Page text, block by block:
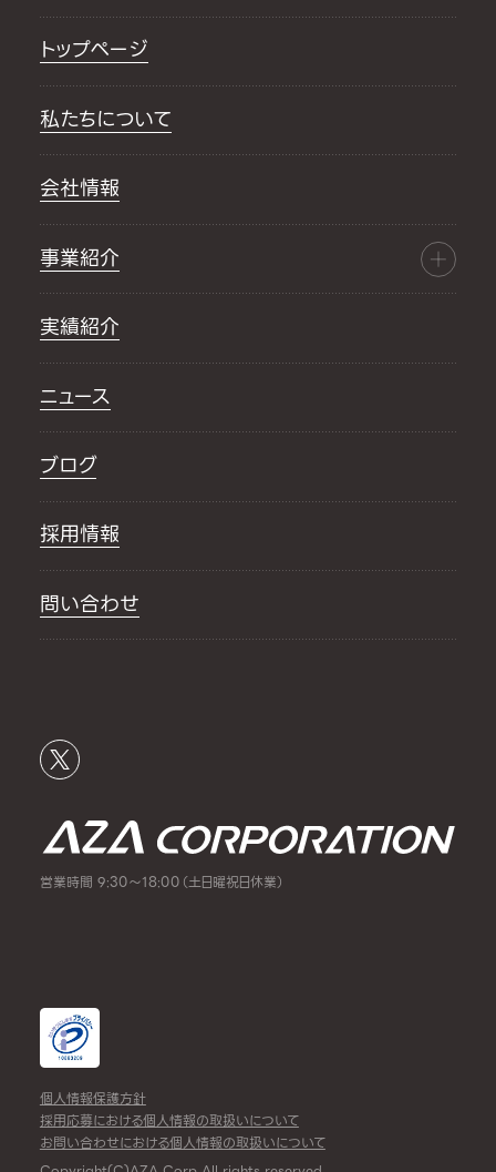
トップページ
私たちについて
会社情報
事業紹介
実績紹介
ニュース
ブログ
採用情報
問い合わせ
営業時間 9:30～18:00（土日曜祝日休業）
個人情報保護方針
採用応募における個人情報の取扱いについて
お問い合わせにおける個人情報の取扱いについて